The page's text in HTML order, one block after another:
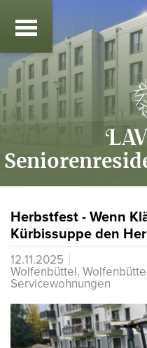
Herbstfest - Wenn
Kürbissuppe den
12.11.2025
Wolfenbüttel,
Servicewohnungen